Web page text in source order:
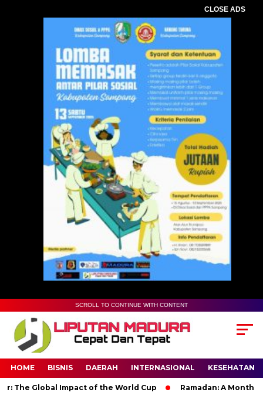
CLOSE ADS
SCROLL TO CONTINUE WITH CONTENT
HOME BISNIS DAERAH INTERNASIONAL KESEHATAN
The Global Impact of the World Cup Ramadan: A Month